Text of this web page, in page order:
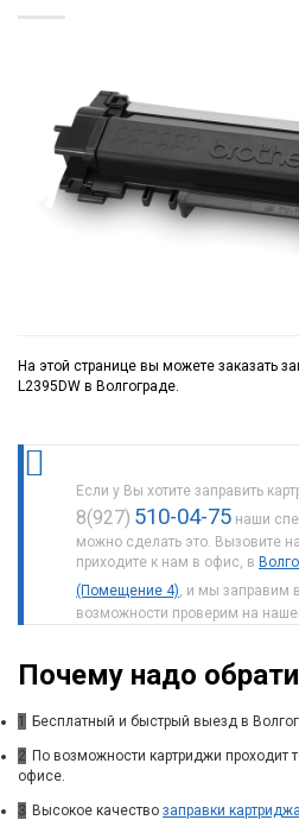
На этой странице вы можете заказать
L2395DW в Волгограде.
Если у Вы хотите заправить
8(927) 510-04-75 наши
можно сделать это. Вызовите
приходите к нам в офис, в
(Помещение 4), и мы заправим
возможности проверим на
Почему надо
1 Бесплатный и быстрый выезд в
2 По возможности картриджи проходит
офисе.
3 Высокое качество заправки